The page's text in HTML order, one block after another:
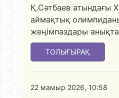
Қ.Сәтбаев атындағы
аймақтық
жеңімпаздары
ТОЛЫҒЫРАҚ
22 мамыр 2026, 10:58